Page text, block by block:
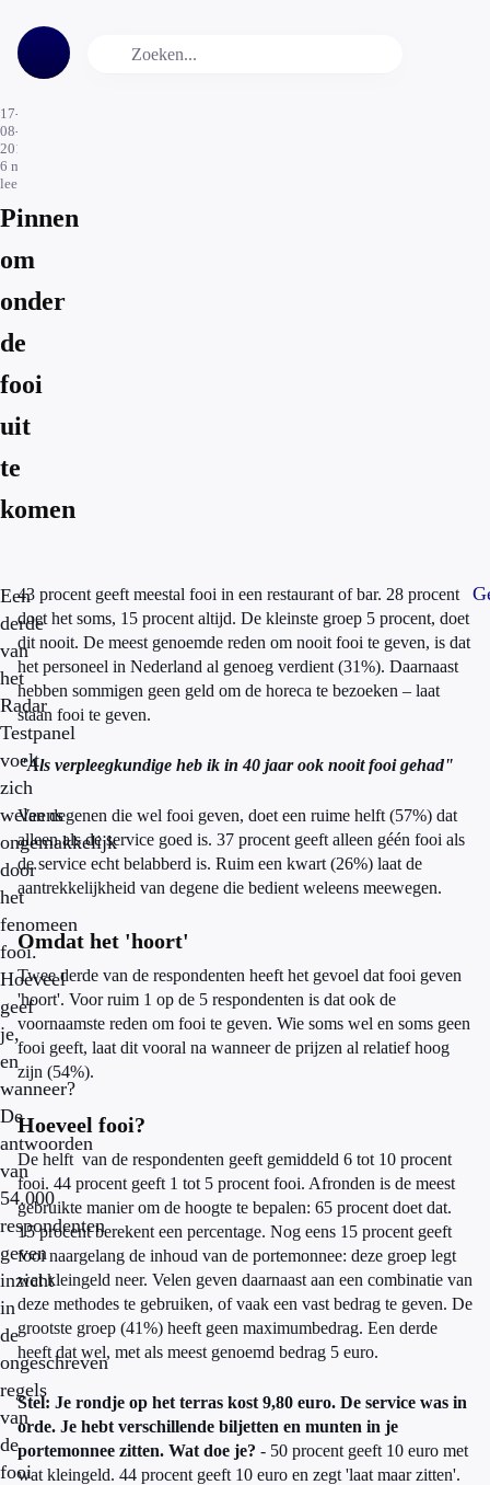
17-
08-
2015
6 min.
leestijd
Pinnen
om
onder
de
fooi
uit
te
komen
Een
derde
van
het
Radar
Testpanel
voelt
zich
weleens
ongemakkelijk
door
het
fenomeen
fooi.
Hoeveel
geef
je,
en
wanneer?
De
antwoorden
van
54.000
respondenten
geven
inzicht
in
de
ongeschreven
regels
van
de
fooi
43 procent geeft meestal fooi in een restaurant of bar. 28 procent
doet het soms, 15 procent altijd. De kleinste groep 5 procent, doet
dit nooit. De meest genoemde reden om nooit fooi te geven, is dat
het personeel in Nederland al genoeg verdient (31%). Daarnaast
hebben sommigen geen geld om de horeca te bezoeken – laat
staan fooi te geven.
"Als verpleegkundige heb ik in 40 jaar ook nooit fooi gehad"
Van degenen die wel fooi geven, doet een ruime helft (57%) dat
alleen als de service goed is. 37 procent geeft alleen géén fooi als
de service echt belabberd is. Ruim een kwart (26%) laat de
aantrekkelijkheid van degene die bedient weleens meewegen.
Omdat het 'hoort'
Twee derde van de respondenten heeft het gevoel dat fooi geven
'hoort'. Voor ruim 1 op de 5 respondenten is dat ook de
voornaamste reden om fooi te geven. Wie soms wel en soms geen
fooi geeft, laat dit vooral na wanneer de prijzen al relatief hoog
zijn (54%).
Hoeveel fooi?
De helft van de respondenten geeft gemiddeld 6 tot 10 procent
fooi. 44 procent geeft 1 tot 5 procent fooi. Afronden is de meest
gebruikte manier om de hoogte te bepalen: 65 procent doet dat.
15 procent berekent een percentage. Nog eens 15 procent geeft
fooi naargelang de inhoud van de portemonnee: deze groep legt
wat kleingeld neer. Velen geven daarnaast aan een combinatie van
deze methodes te gebruiken, of vaak een vast bedrag te geven. De
grootste groep (41%) heeft geen maximumbedrag. Een derde
heeft dat wel, met als meest genoemd bedrag 5 euro.
Stel: Je rondje op het terras kost 9,80 euro. De service was in
orde. Je hebt verschillende biljetten en munten in je
portemonnee zitten. Wat doe je? - 50 procent geeft 10 euro met
wat kleingeld. 44 procent geeft 10 euro en zegt 'laat maar zitten'.